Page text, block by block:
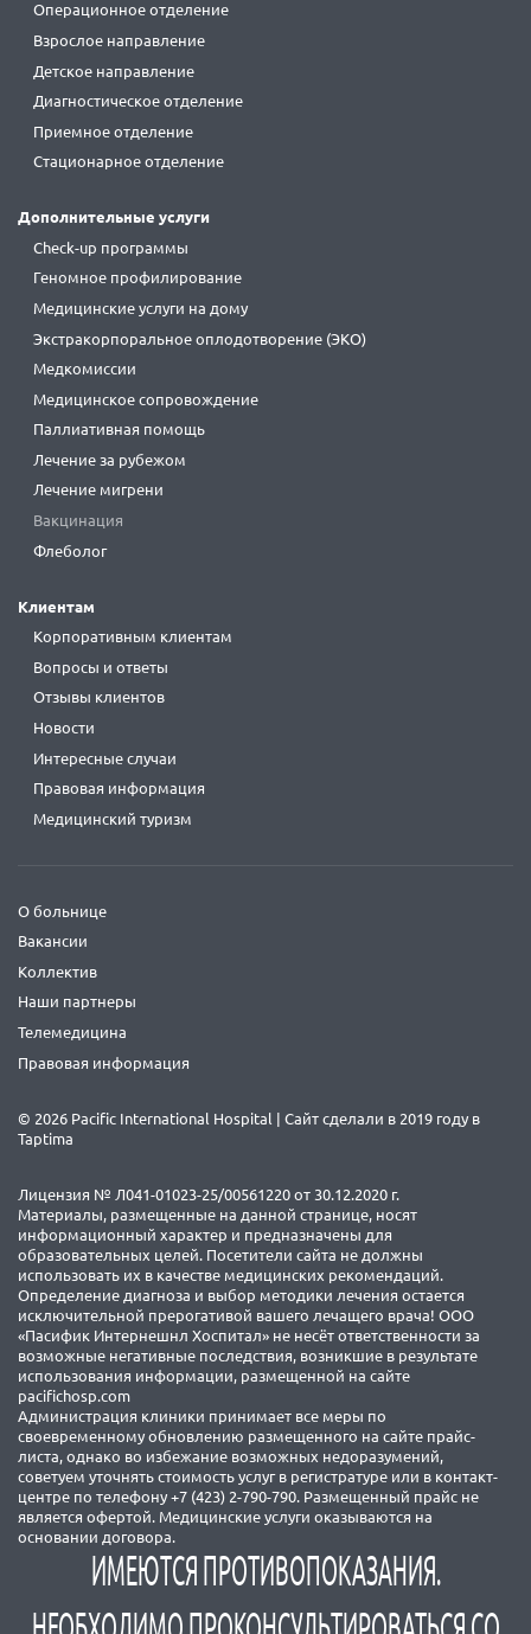
Операционное отделение
Взрослое направление
Детское направление
Диагностическое отделение
Приемное отделение
Стационарное отделение
Дополнительные услуги
Check-up программы
Геномное профилирование
Медицинские услуги на дому
Экстракорпоральное оплодотворение (ЭКО)
Медкомиссии
Медицинское сопровождение
Паллиативная помощь
Лечение за рубежом
Лечение мигрени
Вакцинация
Флеболог
Клиентам
Корпоративным клиентам
Вопросы и ответы
Отзывы клиентов
Новости
Интересные случаи
Правовая информация
Медицинский туризм
О больнице
Вакансии
Коллектив
Наши партнеры
Телемедицина
Правовая информация
© 2026 Pacific International Hospital | Сайт сделали в 2019 году в
Taptima
Лицензия № Л041-01023-25/00561220 от 30.12.2020 г.
Материалы, размещенные на данной странице, носят
информационный характер и предназначены для
образовательных целей. Посетители сайта не должны
использовать их в качестве медицинских рекомендаций.
Определение диагноза и выбор методики лечения остается
исключительной прерогативой вашего лечащего врача! ООО
«Пасифик Интернешнл Хоспитал» не несёт ответственности за
возможные негативные последствия, возникшие в результате
использования информации, размещенной на сайте
pacifichosp.com
Администрация клиники принимает все меры по
своевременному обновлению размещенного на сайте прайс-
листа, однако во избежание возможных недоразумений,
советуем уточнять стоимость услуг в регистратуре или в контакт-
центре по телефону +7 (423) 2-790-790. Размещенный прайс не
является офертой. Медицинские услуги оказываются на
основании договора.
ИМЕЮТСЯ ПРОТИВОПОКАЗАНИЯ.